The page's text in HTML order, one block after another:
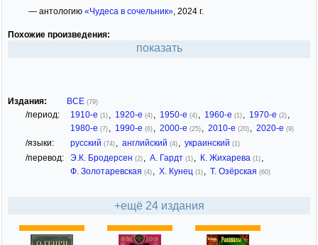
— антологию «Чудеса в сочельник», 2024 г.
Похожие произведения:
показать
Издания: ВСЕ (79)
/период: 1910-е (1) , 1920-е (4) , 1950-е (4) , 1960-е (1) , 1970-е (2) ,
1980-е (7) , 1990-е (6) , 2000-е (25) , 2010-е (20) , 2020-е (9)
/языки: русский (74) , английский (4) , украинский (1)
/перевод: Э.К. Бродерсен (2) , А. Гардт (1) , К. Жихарева (1) ,
Ф. Золотаревская (4) , Х. Кунец (1) , Т. Озёрская (60)
+ещё 24 издания